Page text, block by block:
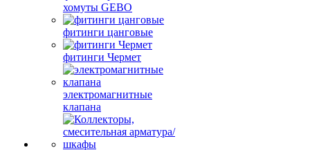
хомуты GEBO
фитинги цанговые
фитинги Чермет
электромагнитные
клапана